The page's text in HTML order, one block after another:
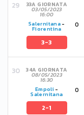
33A GIORNATA
03/05/2023
16:00
Salernitana-
Fiorentina
3-3
0
34A GIORNATA
08/05/2023
16:30
Empoli -
Salernitana
2-1
0